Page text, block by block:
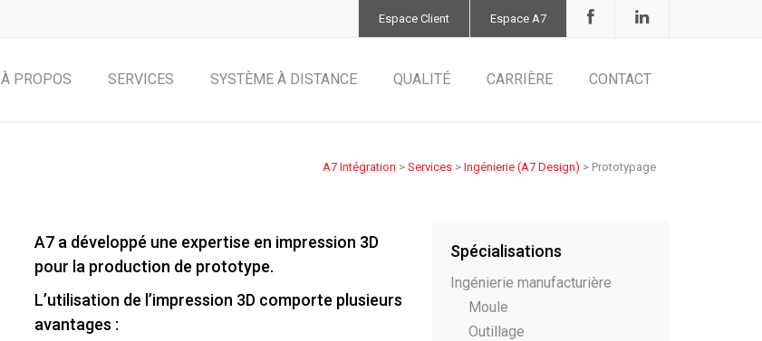
Espace Client Espace A7
À PROPOS SERVICES SYSTÈME À DISTANCE QUALITÉ CARRIÈRE CONTACT
A7 Intégration > Services > Ingénierie (A7 Design) > Prototypage
A7 a développé une expertise en impression 3D
pour la production de prototype.
L’utilisation de l’impression 3D comporte plusieurs
avantages :
Spécialisations
Ingénierie manufacturière
Moule
Outillage